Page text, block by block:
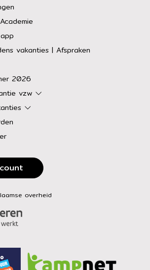
vakanties | Afspraken
2026
vzw
overheid